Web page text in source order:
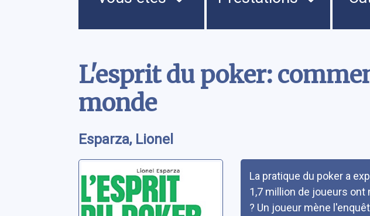
L'esprit du poker:
monde
Esparza, Lionel
La pratique du poker a
1,7 million de joueurs
? Un joueur mène